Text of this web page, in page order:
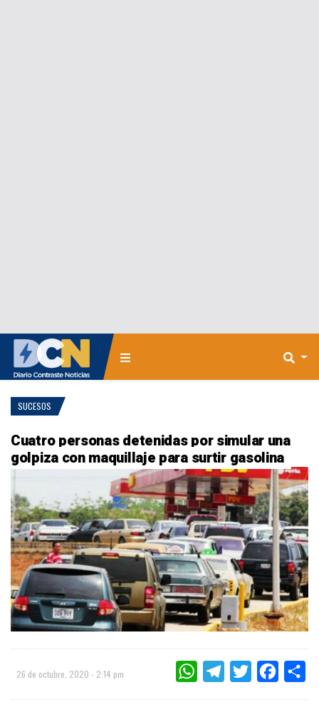
SUCESOS
Cuatro personas detenidas por simular una
golpiza con maquillaje para surtir gasolina
26 de octubre, 2020 - 2:14 pm WHATSAPPTELEGRAMTWITTER